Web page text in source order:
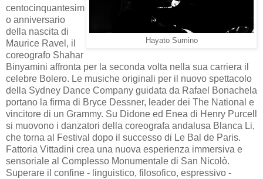
Hayato Sumino
centocinquantesim
o anniversario
della nascita di
Maurice Ravel, il
coreografo Shahar
Binyamini affronta per la seconda volta nella sua carriera il
celebre Bolero. Le musiche originali per il nuovo spettacolo
della Sydney Dance Company guidata da Rafael Bonachela
portano la firma di Bryce Dessner, leader dei The National e
vincitore di un Grammy. Su Didone ed Enea di Henry Purcell
si muovono i danzatori della coreografa andalusa Blanca Li,
che torna al Festival dopo il successo di Le Bal de Paris.
Fattoria Vittadini crea una nuova esperienza immersiva e
sensoriale al Complesso Monumentale di San Nicolò.
Superare il confine - linguistico, filosofico, espressivo -